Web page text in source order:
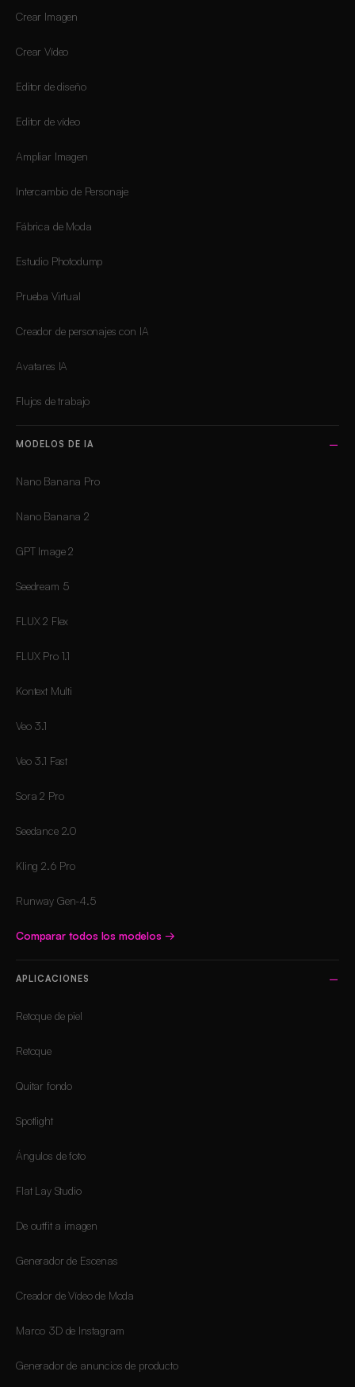
Crear Imagen
Crear Vídeo
Editor de diseño
Editor de vídeo
Ampliar Imagen
Intercambio de Personaje
Fábrica de Moda
Estudio Photodump
Prueba Virtual
Creador de personajes con IA
Avatares IA
Flujos de trabajo
MODELOS DE IA
Nano Banana Pro
Nano Banana 2
GPT Image 2
Seedream 5
FLUX 2 Flex
FLUX Pro 1.1
Kontext Multi
Veo 3.1
Veo 3.1 Fast
Sora 2 Pro
Seedance 2.0
Kling 2.6 Pro
Runway Gen-4.5
Comparar todos los modelos →
APLICACIONES
Retoque de piel
Retoque
Quitar fondo
Spotlight
Ángulos de foto
Flat Lay Studio
De outfit a imagen
Generador de Escenas
Creador de Vídeo de Moda
Marco 3D de Instagram
Generador de anuncios de producto